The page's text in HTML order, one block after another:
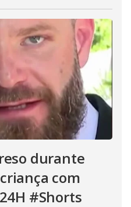
durante
com
#Shorts